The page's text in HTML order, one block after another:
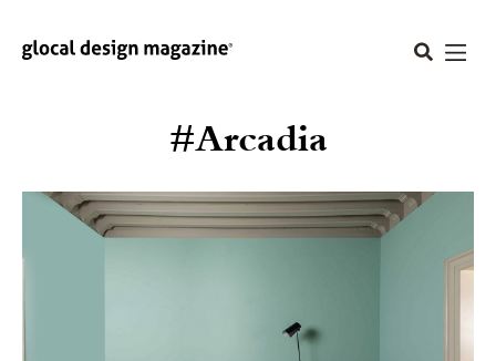
#Arcadia